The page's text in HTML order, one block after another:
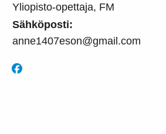
Yliopisto-opettaja, FM
Sähköposti:
anne1407eson@gmail.com